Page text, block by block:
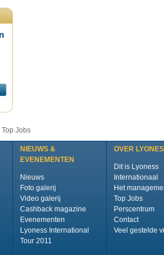
Jobs
NIEUWS &
EVENEMENTEN
Nieuws
Foto galerij
Video galerij
Cashback magazine
Evenementen
Lyoness International
Tour 2011
OVER
Dit is Lyoness
Internationaal
Het
Top Jobs
Perscentrum
Contact
Veel gestelde